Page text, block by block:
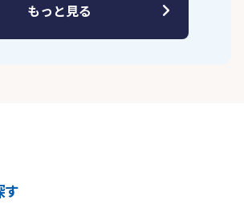
もっと見る
す